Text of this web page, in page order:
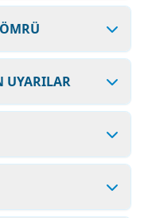
UYARILAR